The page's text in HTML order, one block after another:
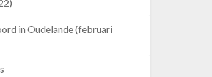
in Oudelande (februari